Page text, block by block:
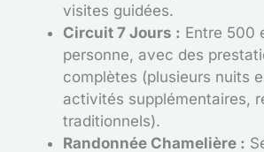
visites guidées.
Circuit 7 Jours : Entre 500
personne, avec des
complètes (plusieurs nuits
activités supplémentaires,
traditionnels).
Randonnée Chamelière :